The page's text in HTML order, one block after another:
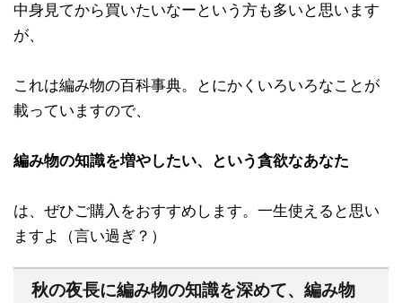
中身見てから買いたいなーという方も多いと思います
が、
これは編み物の百科事典。とにかくいろいろなことが
載っていますので、
編み物の知識を増やしたい、という貪欲なあなた
は、ぜひご購入をおすすめします。一生使えると思い
ますよ（言い過ぎ？）
秋の夜長に編み物の知識を深めて、編み物